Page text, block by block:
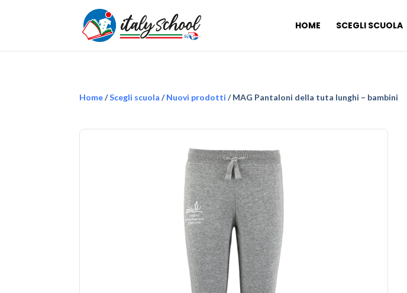
HOME SCEGLI SCUOLA
Home/Scegli scuola /Nuovi prodotti / MAG Pantaloni della tuta lunghi – bambini